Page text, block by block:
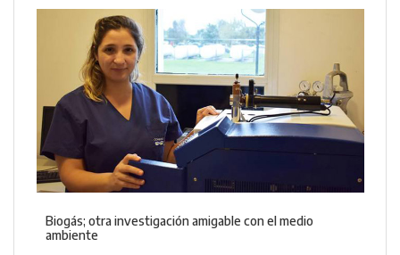
Biogás; otra investigación amigable con el medio
ambiente